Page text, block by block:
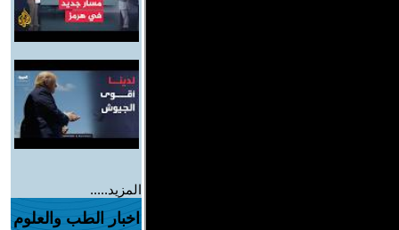
المزيد.....
اخبار الطب والعلوم